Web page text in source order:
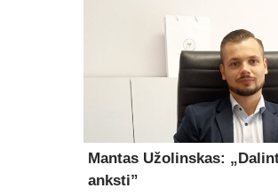
Mantas Užolinskas:
anksti”